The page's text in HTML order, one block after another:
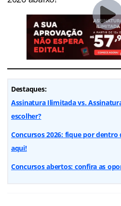
Destaques:
Assinatura Ilimitada vs.
escolher?
Concursos 2026: fique por dentro
aqui!
Concursos abertos: confira as